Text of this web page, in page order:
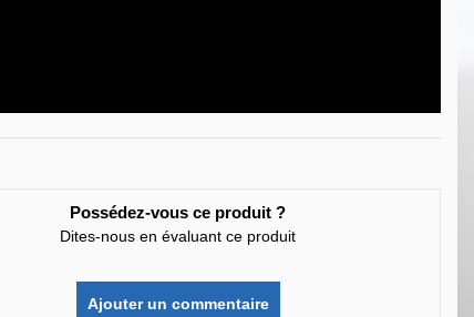
Possédez-vous ce produit ?
Dites-nous en évaluant ce produit
Ajouter un commentaire